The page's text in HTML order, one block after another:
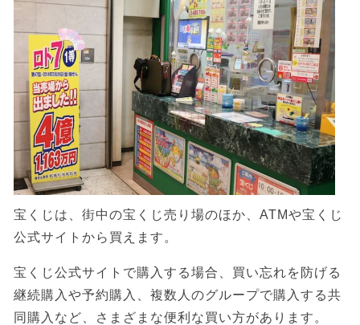
宝くじは、街中の宝くじ売り場のほか、ATMや宝くじ
公式サイトから買えます。
宝くじ公式サイトで購入する場合、買い忘れを防げる
継続購入や予約購入、複数人のグループで購入する共
同購入など、さまざまな便利な買い方があります。